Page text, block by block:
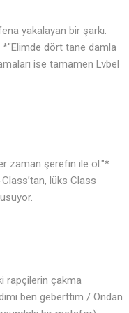
yakalayan bir şarkı.
*"Elimde dört tane damla
ise tamamen Lvbel
zaman şerefin ile öl."*
lüks Class
rapçilerin çakma
ben geberttim / Ondan